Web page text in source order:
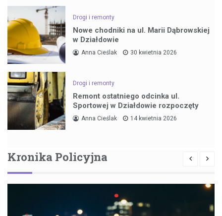
Drogi i remonty
Nowe chodniki na ul. Marii Dąbrowskiej
w Działdowie
Anna Cieślak 30 kwietnia 2026
Drogi i remonty
Remont ostatniego odcinka ul.
Sportowej w Działdowie rozpoczęty
Anna Cieślak 14 kwietnia 2026
Kronika Policyjna